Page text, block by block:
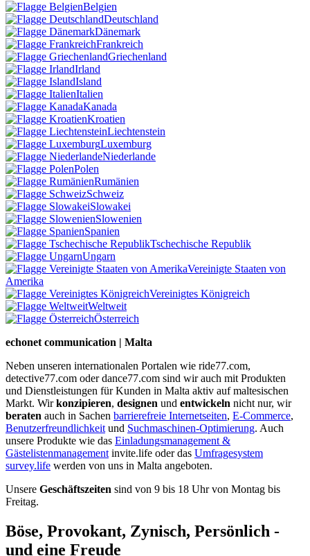
Belgien
Deutschland
Dänemark
Frankreich
Griechenland
Irland
Island
Italien
Kanada
Kroatien
Liechtenstein
Luxemburg
Niederlande
Polen
Rumänien
Schweiz
Slowakei
Slowenien
Spanien
Tschechische Republik
Ungarn
Vereinigte Staaten von
Amerika
Vereinigtes Königreich
Weltweit
Österreich
echonet communication | Malta
Neben unseren internationalen Portalen wie ride77.com,
detective77.com oder dance77.com sind wir auch mit Produkten
und Dienstleistungen für Kunden in Malta aktiv auf maltesischen
Markt. Wirkonzipieren, designen und entwickeln nicht nur, wir
beraten auch in Sachen barrierefreie Internetseiten, E-Commerce,
Benutzerfreundlichkeit und Suchmaschinen-Optimierung. Auch
unsere Produkte wie das Einladungsmanagement &
Gästelistenmanagement invite.life oder das Umfragesystem
survey.life werden von uns in Malta angeboten.
Unsere Geschäftszeiten sind von 9 bis 18 Uhr von Montag bis
Freitag.
Böse, Provokant, Zynisch, Persönlich -
und eine Freude